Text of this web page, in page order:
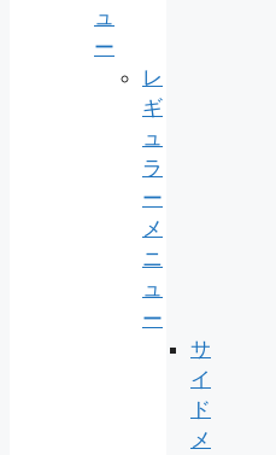
ュ
ー
レ
ギ
ュ
ラ
ー
メ
ニ
ュ
ー
サ
イ
ド
メ